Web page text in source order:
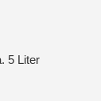
5 Liter